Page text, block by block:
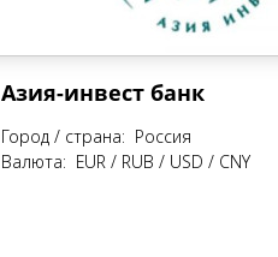
Азия-инвест банк
Город / страна: Россия
Валюта: EUR / RUB / USD / CNY